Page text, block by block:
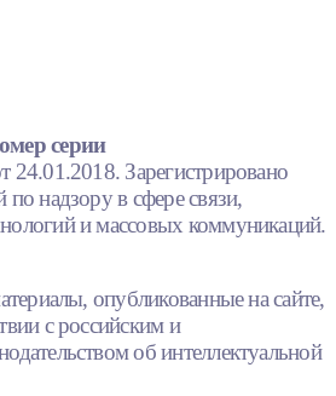
серии
Зарегистрировано
надзору в сфере связи,
и массовых коммуникаций.
опубликованные на сайте,
с российским и
об интеллектуальной